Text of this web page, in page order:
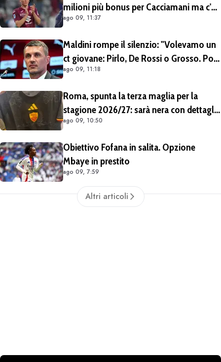
milioni più bonus per Cacciamani ma c'è
distanza, interesse anche dell'Inter.
ago 09, 11:37
Maldini rompe il silenzio: "Volevamo un
ct giovane: Pirlo, De Rossi o Grosso. Poi
Malagò mi ha detto: «Pirlo non si può
ago 09, 11:18
Roma, spunta la terza maglia per la
stagione 2026/27: sarà nera con dettagli
giallorossi
ago 09, 10:50
Obiettivo Fofana in salita. Opzione
Mbaye in prestito
ago 09, 7:59
Altri articoli